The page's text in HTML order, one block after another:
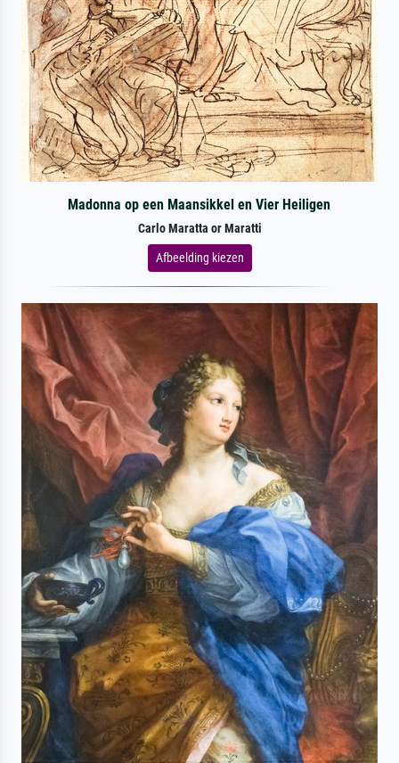
Madonna op een Maansikkel en Vier Heiligen
Carlo Maratta or Maratti
Afbeelding kiezen